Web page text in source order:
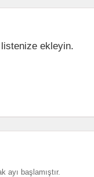
listenize ekleyin.
ayı başlamıştır.